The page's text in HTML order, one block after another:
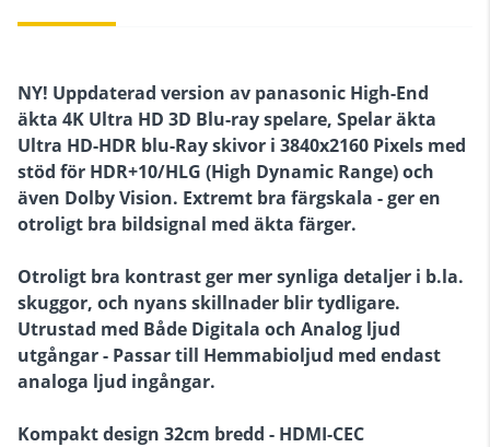
NY! Uppdaterad version av panasonic High-End
äkta 4K Ultra HD 3D Blu-ray spelare, Spelar äkta
Ultra HD-HDR blu-Ray skivor i 3840x2160 Pixels med
stöd för HDR+10/HLG (High Dynamic Range) och
även Dolby Vision. Extremt bra färgskala - ger en
otroligt bra bildsignal med äkta färger.
Otroligt bra kontrast ger mer synliga detaljer i b.la.
skuggor, och nyans skillnader blir tydligare.
Utrustad med Både Digitala och Analog ljud
utgångar - Passar till Hemmabioljud med endast
analoga ljud ingångar.
Kompakt design 32cm bredd - HDMI-CEC